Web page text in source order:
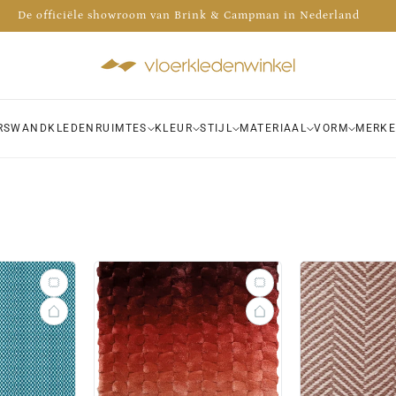
Advies nodig? Bel 035 - 30 30 009
WANDKLEDEN RUIMTES KLEUR STIJL MATERIAAL VORM